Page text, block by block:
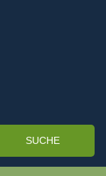
SUCHE